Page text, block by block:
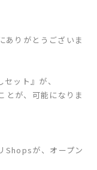
ありがとうございま
ット』が、
とが、可能になりま
Shopsが、オープン